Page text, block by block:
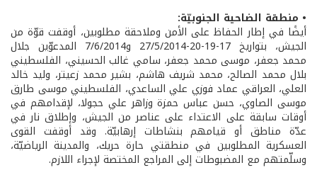
• منطقة الضاحية الجنوبيّة:
أيضًا في إطار الحفاظ على الأمن وملاحقة مطلوبين، أوقفت قوّة من
الجيش، بتواريخ 17-19-20-27/5/2014 و7/6/2014 المدعوّين جلال
محمد جعفر، موسى محمد جعفر، سامي غالب الحسيني، الفلسطيني
بلال محمد الصالح، محمد شريف هاشم، بشير محمد زعيتر، وليد خالد
العلي، العراقي عماد فوزي علي الساعدي، الفلسطيني موسى طارق
موسى الصاوي، حسن عباس حمزة وزاهر علي حجولا، لإقدامهم في
أوقات سابقة على الاعتداء على عناصر من الجيش، وإطلاق نار في
عدّة مناطق أو قيامهم بنشاطات إرهابيّة. وقد أوقفت القوى
العسكرية المطلوبين في منطقتي حارة حريك، والمدينة الرياضيّة،
وسلّمتهم مع المضبوطات إلى المراجع المختصة لإجراء اللازم.